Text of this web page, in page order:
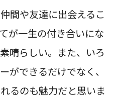
間や友達に出会えるこ
が一生の付き合いにな
晴らしい。また、いろ
ができるだけでなく、
るのも魅力だと思いま